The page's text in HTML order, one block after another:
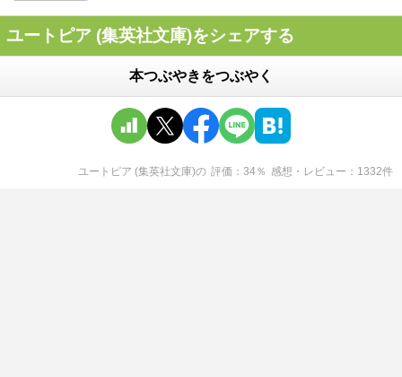
ユートピア (集英社文庫)をシェアする
本つぶやきをつぶやく
ユートピア (集英社文庫)の 評価 34％ 感想・レビュー 1332件